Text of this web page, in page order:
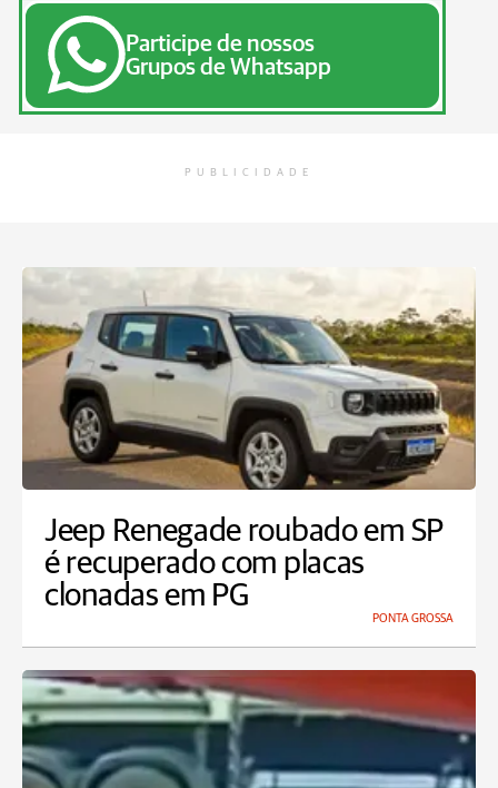
Participe de nossos
Grupos de Whatsapp
PUBLICIDADE
Jeep Renegade roubado em SP
é recuperado com placas
clonadas em PG
PONTA GROSSA